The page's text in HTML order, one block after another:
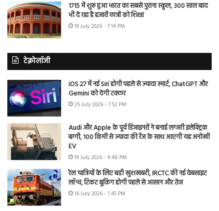
1715 में शुरू हुआ भारत का सबसे पुराना स्कूल, 300 साल बाद
भी दे रहा है हजारों छात्रों को शिक्षा
19 July 2026 - 7:14 PM
टेक्नोलॉजी
iOS 27 में नई Siri होगी पहले से ज्यादा स्मार्ट, ChatGPT और
Gemini को देगी टक्कर
25 July 2026 - 7:52 PM
Audi और Apple के पूर्व डिजाइनरों ने बनाई लग्जरी इलेक्ट्रिक
बग्गी, 100 किमी से ज्यादा की रेंज के साथ आएगी यह अनोखी
EV
19 July 2026 - 4:48 PM
रेल यात्रियों के लिए बड़ी खुशखबरी, IRCTC की नई वेबसाइट
लॉन्च, टिकट बुकिंग होगी पहले से आसान और तेज
16 July 2026 - 1:45 PM